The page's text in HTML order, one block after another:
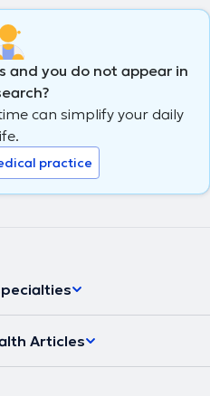
and you do not appear in
can simplify your daily
practice
Articles